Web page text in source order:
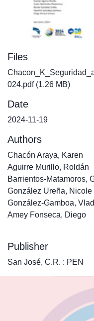
Files
024.pdf(1.26 MB)
Date
2024-11-19
Authors
Chacón Araya, Karen
Aguirre Murillo, Roldán
Barrientos-Matamoros,
González Ureña, Nicole
González-Gamboa,
Amey Fonseca, Diego
Publisher
San José, C.R. : PEN